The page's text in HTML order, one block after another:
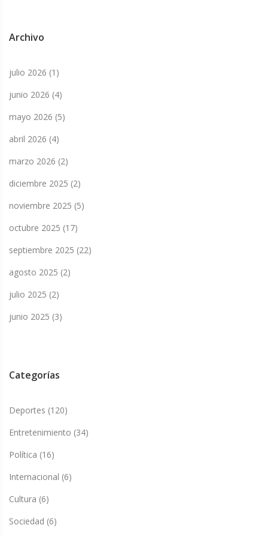
Archivo
julio 2026 (1)
junio 2026 (4)
mayo 2026 (5)
abril 2026 (4)
marzo 2026 (2)
diciembre 2025 (2)
noviembre 2025 (5)
octubre 2025 (17)
septiembre 2025 (22)
agosto 2025 (2)
julio 2025 (2)
junio 2025 (3)
Categorías
Deportes (120)
Entretenimiento (34)
Política (16)
Internacional (6)
Cultura (6)
Sociedad (6)